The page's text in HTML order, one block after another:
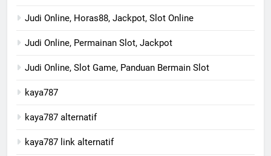
Judi Online, Horas88, Jackpot, Slot Online
Judi Online, Permainan Slot, Jackpot
Judi Online, Slot Game, Panduan Bermain Slot
kaya787
kaya787 alternatif
kaya787 link alternatif